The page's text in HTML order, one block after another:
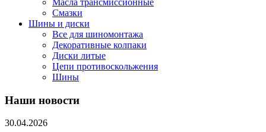
Масла трансмиссионные
Смазки
Шины и диски
Все для шиномонтажа
Декоративные колпаки
Диски литые
Цепи противоскольжения
Шины
Наши новости
30.04.2026